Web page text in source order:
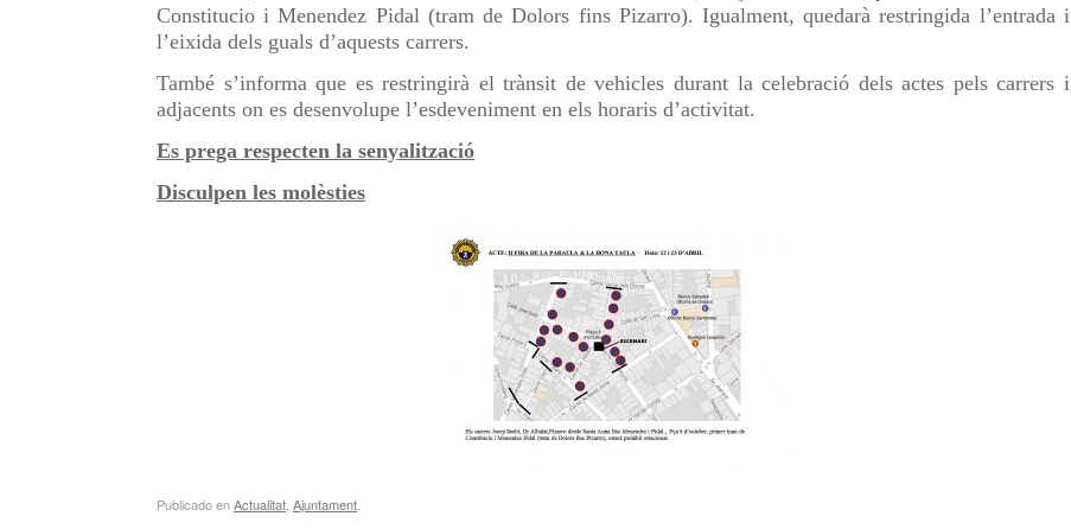
Constitucio i Menendez Pidal (tram de Dolors fins Pizarro). Igualment, quedarà restringida l’entrada i
l’eixida dels guals d’aquests carrers.
També s’informa que es restringirà el trànsit de vehicles durant la celebració dels actes pels carrers i
adjacents on es desenvolupe l’esdeveniment en els horaris d’activitat.
Es prega respecten la senyalització
Disculpen les molèsties
Publicado enActualitat Ajuntament